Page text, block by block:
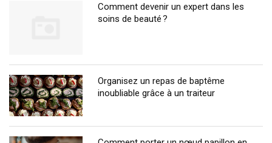
Comment devenir un expert dans les
soins de beauté ?
Organisez un repas de baptême
inoubliable grâce à un traiteur